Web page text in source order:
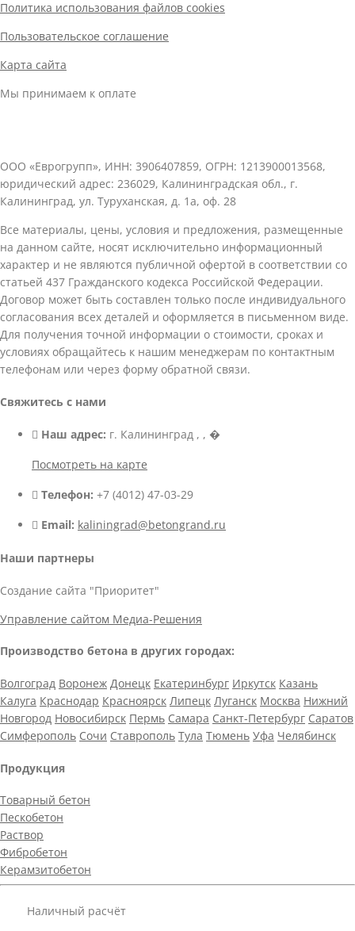
Политика использования файлов cookies
Пользовательское соглашение
Карта сайта
Мы принимаем к оплате
ООО «Еврогрупп», ИНН: 3906407859, ОГРН: 1213900013568,
юридический адрес: 236029, Калининградская обл., г.
Калининград, ул. Туруханская, д. 1а, оф. 28
Все материалы, цены, условия и предложения, размещенные
на данном сайте, носят исключительно информационный
характер и не являются публичной офертой в соответствии со
статьей 437 Гражданского кодекса Российской Федерации.
Договор может быть составлен только после индивидуального
согласования всех деталей и оформляется в письменном виде.
Для получения точной информации о стоимости, сроках и
условиях обращайтесь к нашим менеджерам по контактным
телефонам или через форму обратной связи.
Свяжитесь с нами
Наш адрес: г. Калининград , , �
Посмотреть на карте
Телефон: +7 (4012) 47-03-29
Email: kaliningrad@betongrand.ru
Наши партнеры
Создание сайта "Приоритет"
Управление сайтом Медиа-Решения
Производство бетона в других городах:
Волгоград Воронеж Донецк Екатеринбург Иркутск Казань
Калуга Краснодар Красноярск Липецк Луганск Москва Нижний
Новгород Новосибирск Пермь Самара Санкт-Петербург Саратов
Симферополь Сочи Ставрополь Тула Тюмень Уфа Челябинск
Продукция
Товарный бетон
Пескобетон
Раствор
Фибробетон
Керамзитобетон
Наличный расчёт